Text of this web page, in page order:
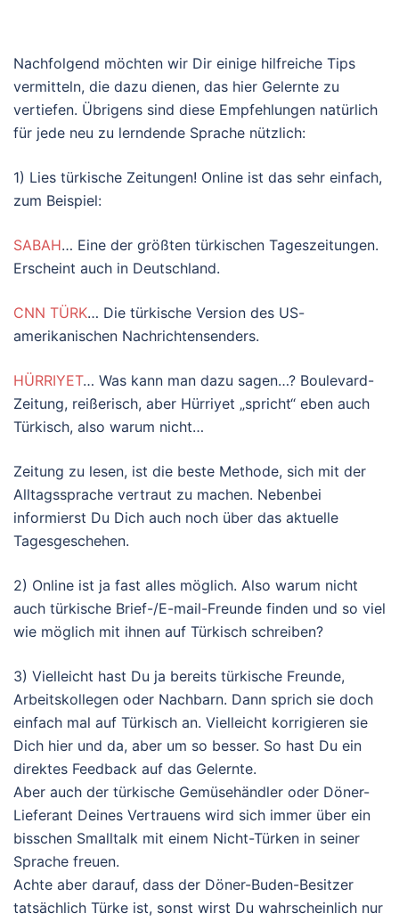
Nachfolgend möchten wir Dir einige hilfreiche Tips
vermitteln, die dazu dienen, das hier Gelernte zu
vertiefen. Übrigens sind diese Empfehlungen natürlich
für jede neu zu lerndende Sprache nützlich:
1) Lies türkische Zeitungen! Online ist das sehr einfach,
zum Beispiel:
SABAH… Eine der größten türkischen Tageszeitungen.
Erscheint auch in Deutschland.
CNN TÜRK… Die türkische Version des US-
amerikanischen Nachrichtensenders.
HÜRRIYET… Was kann man dazu sagen…? Boulevard-
Zeitung, reißerisch, aber Hürriyet „spricht“ eben auch
Türkisch, also warum nicht…
Zeitung zu lesen, ist die beste Methode, sich mit der
Alltagssprache vertraut zu machen. Nebenbei
informierst Du Dich auch noch über das aktuelle
Tagesgeschehen.
2) Online ist ja fast alles möglich. Also warum nicht
auch türkische Brief-/E-mail-Freunde finden und so viel
wie möglich mit ihnen auf Türkisch schreiben?
3) Vielleicht hast Du ja bereits türkische Freunde,
Arbeitskollegen oder Nachbarn. Dann sprich sie doch
einfach mal auf Türkisch an. Vielleicht korrigieren sie
Dich hier und da, aber um so besser. So hast Du ein
direktes Feedback auf das Gelernte.
Aber auch der türkische Gemüsehändler oder Döner-
Lieferant Deines Vertrauens wird sich immer über ein
bisschen Smalltalk mit einem Nicht-Türken in seiner
Sprache freuen.
Achte aber darauf, dass der Döner-Buden-Besitzer
tatsächlich Türke ist, sonst wirst Du wahrscheinlich nur